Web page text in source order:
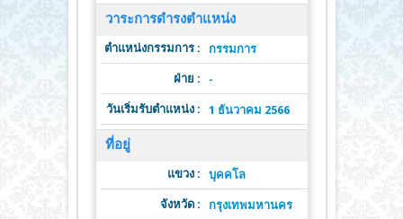
วาระการดำรงตำแหน่ง
ตำแหน่งกรรมการ : กรรมการ
ฝ่าย : -
วันเริ่มรับตำแหน่ง : 1 ธันวาคม 2566
ที่อยู่
แขวง : บุคคโล
จังหวัด : กรุงเทพมหานคร